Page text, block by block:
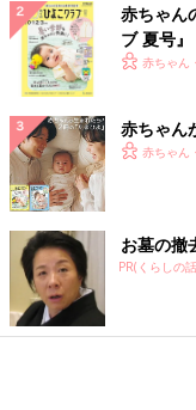
赤ちゃん
ブ 夏号
く！ お
赤ちゃん
赤ちゃん
赤ちゃん
お墓の撤
PR(くらしの